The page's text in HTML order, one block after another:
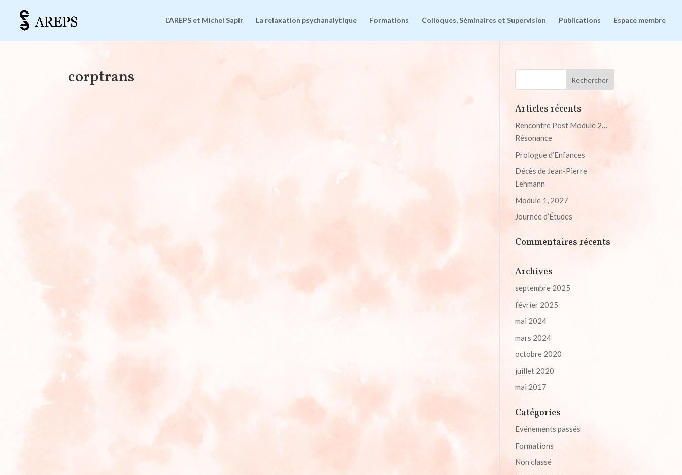
L’AREPS et Michel Sapir La relaxation psychanalytique Formations Colloques, Séminaires et Supervision Publications Espace membre
corptrans
Articles récents
Rencontre Post Module 2…
Résonance
Prologue d’Enfances
Décès de Jean-Pierre
Lehmann
Module 1, 2027
Journée d’Études
Commentaires récents
Archives
septembre 2025
février 2025
mai 2024
mars 2024
octobre 2020
juillet 2020
mai 2017
Catégories
Evénements passés
Formations
Non classé